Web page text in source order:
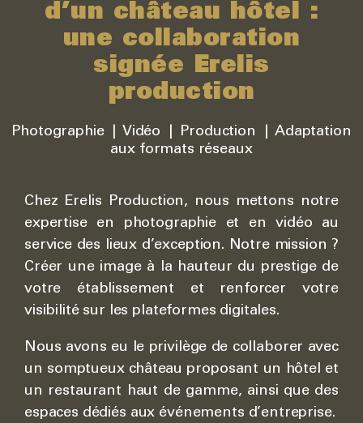
d’un château hôtel :
une collaboration
signée Erelis
production
Photographie | Vidéo | Production | Adaptation
aux formats réseaux
Chez Erelis Production, nous mettons notre
expertise en photographie et en vidéo au
service des lieux d’exception. Notre mission ?
Créer une image à la hauteur du prestige de
votre établissement et renforcer votre
visibilité sur les plateformes digitales.
Nous avons eu le privilège de collaborer avec
un somptueux château proposant un hôtel et
un restaurant haut de gamme, ainsi que des
espaces dédiés aux événements d’entreprise.